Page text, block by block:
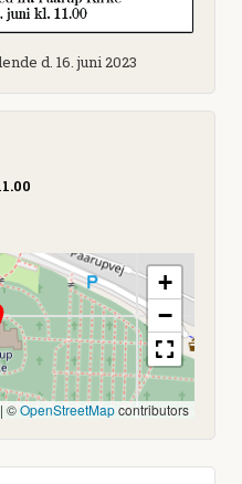
d. 16. juni 2023
+
−
| ©OpenStreetMapcontributors